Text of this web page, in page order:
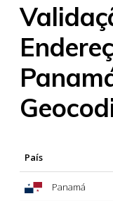
País
Panamá